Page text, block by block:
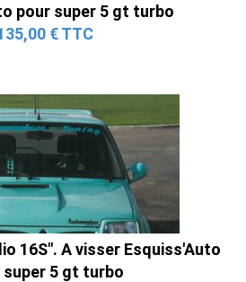
pour super 5 gt turbo
€ TTC
16S". A visser Esquiss'Auto
super 5 gt turbo